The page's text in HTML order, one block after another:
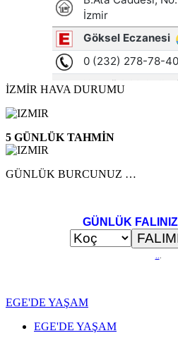
İZMİR HAVA DURUMU
5 GÜNLÜK TAHMİN
GÜNLÜK BURCUNUZ …
GÜNLÜK
...
EGE'DE YAŞAM
EGE'DE YAŞAM